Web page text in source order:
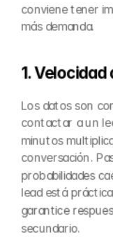
conviene tener
más demanda.
1.
Los datos son
contactar a un
minutos
conversación.
probabilidades
lead está
garantice
secundario.